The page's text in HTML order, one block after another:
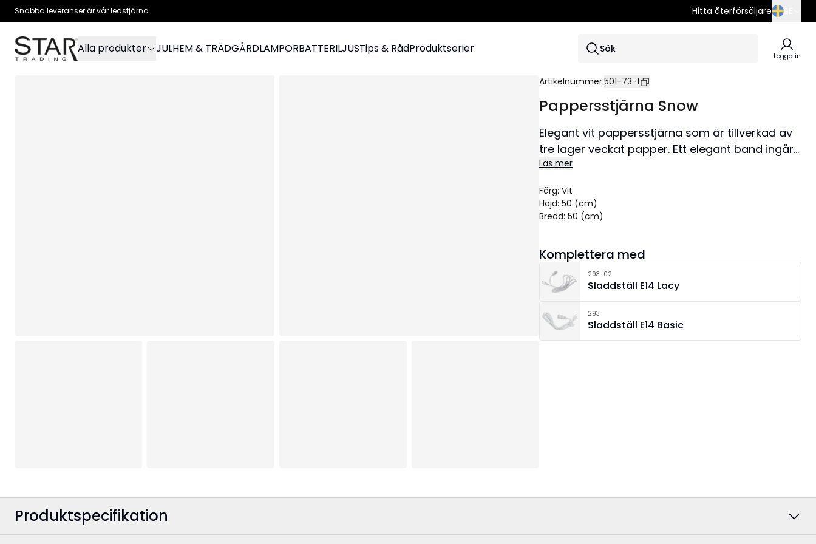
Snabba leveranser är vår ledstjärna Hitta återförsäljare
SE
EN
Alla produkter JULHEM & TRÄDGÅRDLAMPORBATTERILJUSTips & RådProduktserier Sök
Logga in
Artikelnummer:501-73-1
Pappersstjärna Snow
Elegant vit pappersstjärna som är tillverkad av
tre lager veckat papper. Ett elegant band ingår
för att lättare kunna hänga upp stjärnan.
där speciella julkänslan. Kan hängas både i
fönster och mot en vägg. Denna produkt har
Storlek 50x50 cm.
Läs mer
Färg: Vit
Höjd: 50 (cm)
Bredd: 50 (cm)
Komplettera med
293-02
Sladdställ E14 Lacy
293
Sladdställ E14 Basic
Produktspecifikation